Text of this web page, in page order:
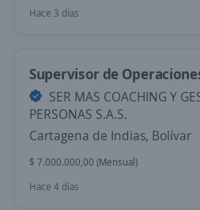
Hace 3 días
Supervisor de
SER MAS COACHING Y
PERSONAS S.A.S.
Cartagena de Indias, Bolívar
$ 7.000.000,00 (Mensual)
Hace 4 días